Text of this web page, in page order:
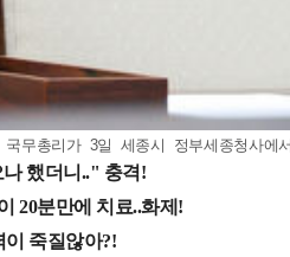
무총리가 3일 세종시 정부세종청사에